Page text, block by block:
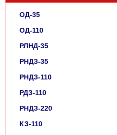
ОД-35
ОД-110
РЛНД-35
РНДЗ-35
РНДЗ-110
РДЗ-110
РНДЗ-220
КЗ-110